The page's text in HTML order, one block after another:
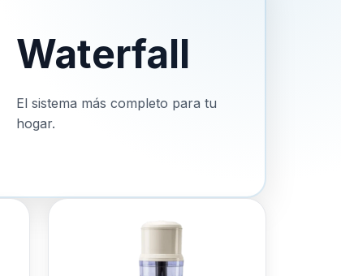
Waterfall
El sistema más completo para tu
hogar.